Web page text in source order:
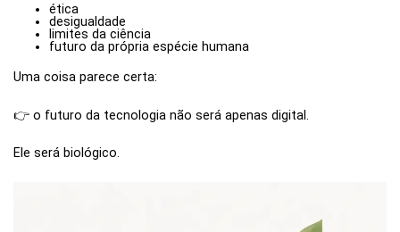
ética
desigualdade
limites da ciência
futuro da própria espécie humana
Uma coisa parece certa:
👉 o futuro da tecnologia não será apenas digital.
Ele será biológico.